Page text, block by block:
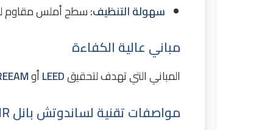
سهولة التنظيف:سطح أملس مقاوم
مباني عالية الكفاءة
المباني التي تهدف لتحقيقLEEDأو
مواصفات تقنية لساندوتش بانل PIR